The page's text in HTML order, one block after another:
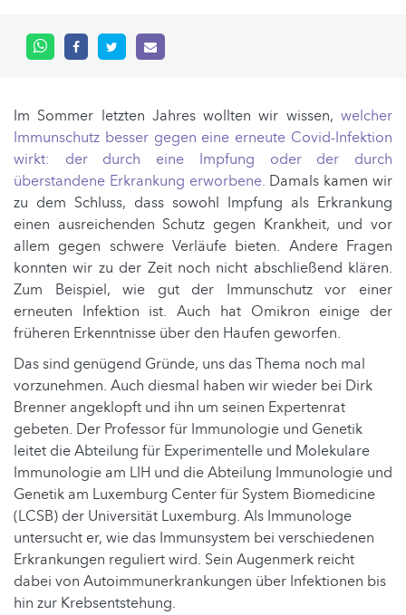
Im Sommer letzten Jahres wollten wir wissen, welcher
Immunschutz besser gegen eine erneute Covid-Infektion
wirkt: der durch eine Impfung oder der durch
überstandene Erkrankung erworbene. Damals kamen wir
zu dem Schluss, dass sowohl Impfung als Erkrankung
einen ausreichenden Schutz gegen Krankheit, und vor
allem gegen schwere Verläufe bieten. Andere Fragen
konnten wir zu der Zeit noch nicht abschließend klären.
Zum Beispiel, wie gut der Immunschutz vor einer
erneuten Infektion ist. Auch hat Omikron einige der
früheren Erkenntnisse über den Haufen geworfen.
Das sind genügend Gründe, uns das Thema noch mal
vorzunehmen. Auch diesmal haben wir wieder bei Dirk
Brenner angeklopft und ihn um seinen Expertenrat
gebeten. Der Professor für Immunologie und Genetik
leitet die Abteilung für Experimentelle und Molekulare
Immunologie am LIH und die Abteilung Immunologie und
Genetik am Luxemburg Center für System Biomedicine
(LCSB) der Universität Luxemburg. Als Immunologe
untersucht er, wie das Immunsystem bei verschiedenen
Erkrankungen reguliert wird. Sein Augenmerk reicht
dabei von Autoimmunerkrankungen über Infektionen bis
hin zur Krebsentstehung.